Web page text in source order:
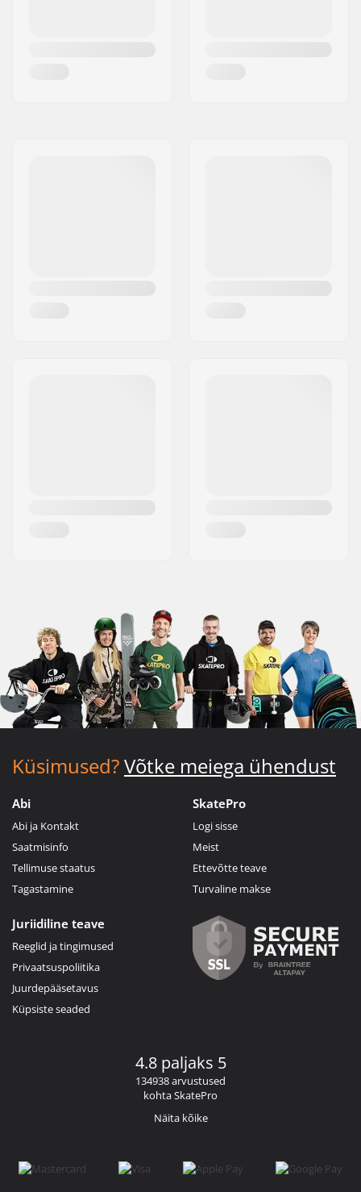
Küsimused?Võtke meiega ühendust
Abi
Abi ja Kontakt
Saatmisinfo
Tellimuse staatus
Tagastamine
SkatePro
Logi sisse
Meist
Ettevõtte teave
Turvaline makse
Juriidiline teave
Reeglid ja tingimused
Privaatsuspoliitika
Juurdepääsetavus
Küpsiste seaded
4.8 paljaks 5
134938 arvustused
kohta SkatePro
Näita kõike